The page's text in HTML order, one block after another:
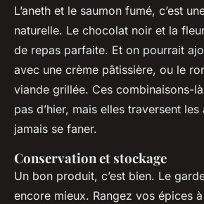
L’aneth et le saumon fumé, c’est
naturelle. Le chocolat noir et la
de repas parfaite. Et on pourrait
avec une crème pâtissière, ou le
viande grillée. Ces combinaisons-
pas d’hier, mais elles traversent les
jamais se faner.
Conservation et stockage
Un bon produit, c’est bien. Le
encore mieux. Rangez vos épices à